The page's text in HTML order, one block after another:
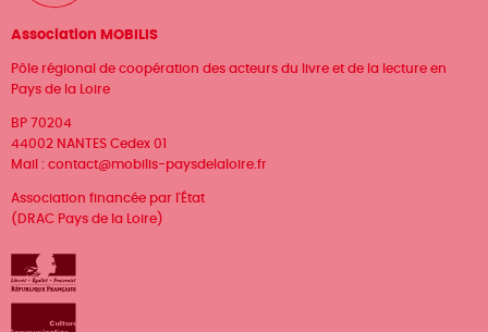
Association MOBILIS
Pôle régional de coopération des acteurs du livre et de la lecture en
Pays de la Loire
BP 70204
44002 NANTES Cedex 01
Mail : contact@mobilis-paysdelaloire.fr
Association financée par l'État
(DRAC Pays de la Loire)